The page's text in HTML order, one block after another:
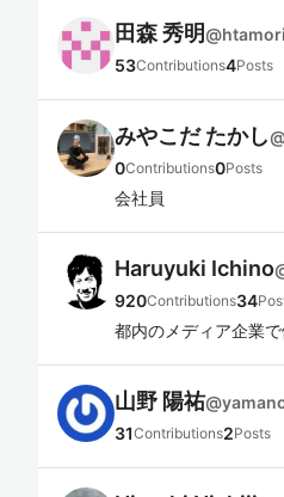
田森 秀明@htamori
53Contributions4Posts
みやこだ たかし
0Contributions0Posts
会社員
Haruyuki Ichino
920Contributions34
都内のメディア企業
山野 陽祐@
31Contributions2Posts